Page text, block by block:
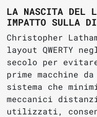
LA NASCITA DEL
IMPATTO SULLA
Christopher
layout QWERTY
secolo per
prime macchine
sistema che
meccanici
utilizzati,